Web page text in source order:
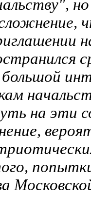
большой
на эти